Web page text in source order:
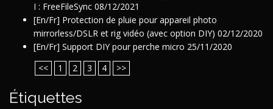
I : FreeFileSync 08/12/2021
[En/Fr] Protection de pluie pour appareil photo
mirrorless/DSLR et rig vidéo (avec option DIY) 02/12/2020
[En/Fr] Support DIY pour perche micro 25/11/2020
<<
1 2 3 4 >>
Étiquettes